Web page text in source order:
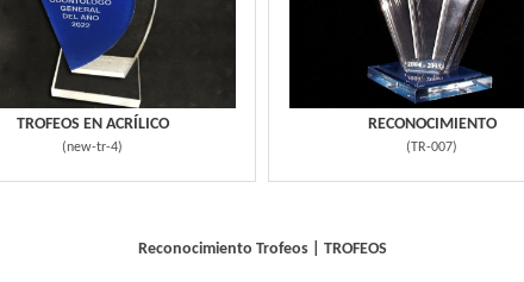
TROFEOS EN ACRÍLICO
(new-tr-4)
RECONOCIMIENTO
(TR-007)
Reconocimiento Trofeos| TROFEOS